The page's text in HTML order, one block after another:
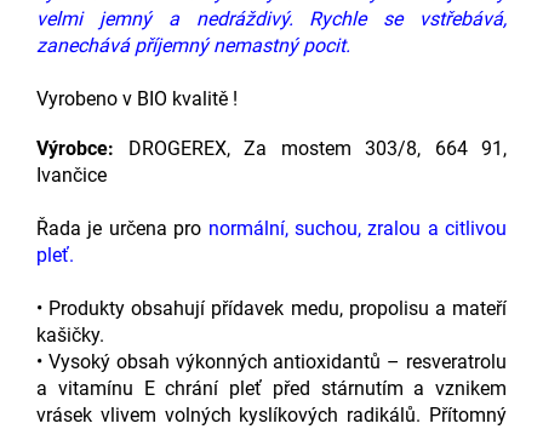
velmi jemný a nedráždivý. Rychle se vstřebává,
zanechává příjemný nemastný pocit.
Vyrobeno v BIO kvalitě !
Výrobce: DROGEREX, Za mostem 303/8, 664 91,
Ivančice
Řada je určena pro normální, suchou, zralou a citlivou
pleť.
• Produkty obsahují přídavek medu, propolisu a mateří
kašičky.
• Vysoký obsah výkonných antioxidantů – resveratrolu
a vitamínu E chrání pleť před stárnutím a vznikem
vrásek vlivem volných kyslíkových radikálů. Přítomný